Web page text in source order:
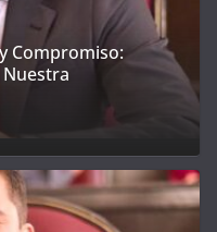
Compromiso: